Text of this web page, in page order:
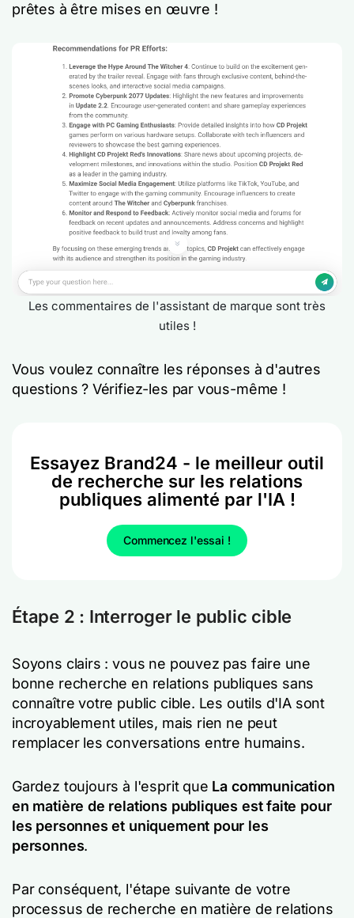
prêtes à être mises en œuvre !
Les commentaires de l'assistant de marque sont très
utiles !
Vous voulez connaître les réponses à d'autres
questions ? Vérifiez-les par vous-même !
Essayez Brand24 - le meilleur outil
de recherche sur les relations
publiques alimenté par l'IA !
Commencez l'essai !
Étape 2 : Interroger le public cible
Soyons clairs : vous ne pouvez pas faire une
bonne recherche en relations publiques sans
connaître votre public cible. Les outils d'IA sont
incroyablement utiles, mais rien ne peut
remplacer les conversations entre humains.
Gardez toujours à l'esprit que La communication
en matière de relations publiques est faite pour
les personnes et uniquement pour les
personnes.
Par conséquent, l'étape suivante de votre
processus de recherche en matière de relations